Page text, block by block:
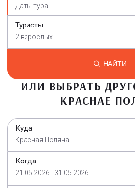
Туристы
2 взрослых
НАЙТИ
ИЛИ ВЫБРАТЬ
КРАСНАЕ
Куда
Красная Поляна
Когда
21.05.2026 - 31.05.2026